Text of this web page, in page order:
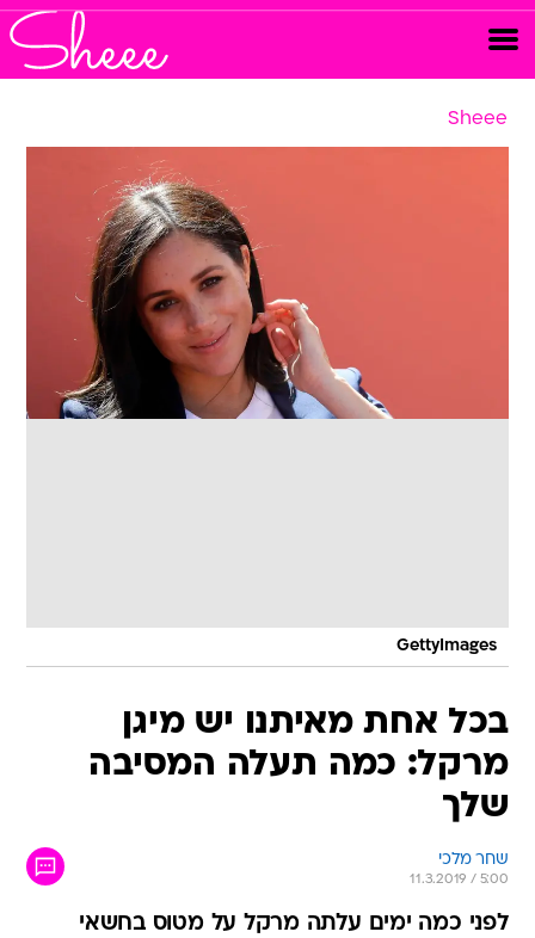
Sheee
GettyImages
בכל אחת מאיתנו יש מיגן
מרקל: כמה תעלה המסיבה
שלך
שחר מלכי
11.3.2019 / 5:00
לפני כמה ימים עלתה מרקל על מטוס בחשאי